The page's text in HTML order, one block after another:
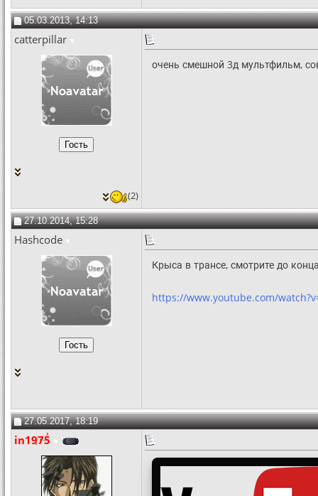
05.03.2013, 14:13
catterpillar
очень смешной 3д мультфильм,
(2)
27.10.2014, 15:28
Hashcode
Крыса в трансе, смотрите до
https://www.youtube.com/
27.05.2017, 18:19
in1975